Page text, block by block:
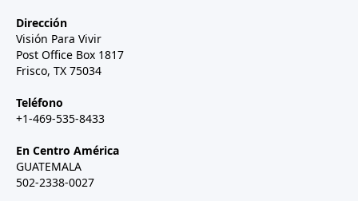
Dirección
Visión Para Vivir
Post Office Box 1817
Frisco, TX 75034
Teléfono
+1-469-535-8433
En Centro América
GUATEMALA
502-2338-0027